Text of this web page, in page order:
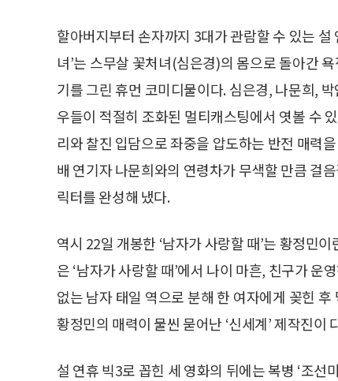
할아버지부터 손자까지 3대가 관람할 수 있는
녀’는 스무살 꽃처녀(심은경)의 몸으로 돌아간
기를 그린 휴먼 코미디물이다. 심은경, 나문희,
우들이 적절히 조화된 멀티캐스팅에서 엿볼 수
리와 찰진 입담으로 좌중을 압도하는 반전 매력
배 연기자 나문희와의 연령차가 무색할 만큼 걸
릭터를 완성해 냈다.
역시 22일 개봉한 ‘남자가 사랑할 때’는 황정민
은 ‘남자가 사랑할 때’에서 나이 마흔, 친구가
없는 남자 태일 역으로 분해 한 여자에게 꽂힌
황정민의 매력이 물씬 묻어난 ‘신세계’ 제작진이
설 연휴 빅3로 꼽힌 세 영화의 뒤에는 복병 ‘조선